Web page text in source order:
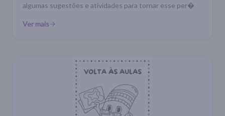
algumas sugestões e atividades para tornar esse per�
Ver mais